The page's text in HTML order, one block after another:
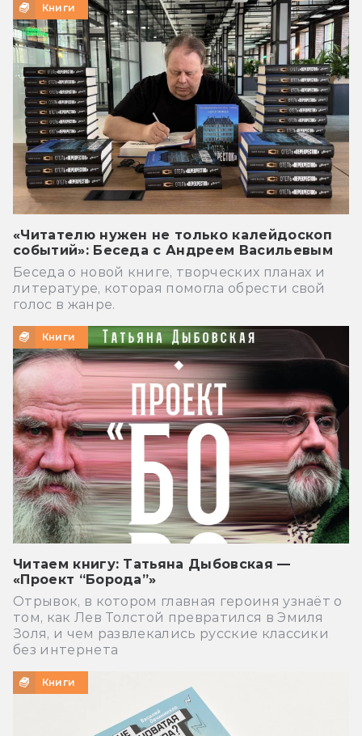
Книги
«Читателю нужен не только калейдоскоп
событий»: Беседа с Андреем Васильевым
Беседа о новой книге, творческих планах и
литературе, которая помогла обрести свой
голос в жанре.
Книги
Читаем книгу: Татьяна Дыбовская —
«Проект “Борода”»
Отрывок, в котором главная героиня узнаёт о
том, как Лев Толстой превратился в Эмиля
Золя, и чем развлекались русские классики
без интернета
Книги